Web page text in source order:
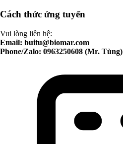
Cách thức ứng tuyển
Vui lòng liên hệ:
Email: buitu@biomar.com
Phone/Zalo: 0963250608 (Mr. Tùng)